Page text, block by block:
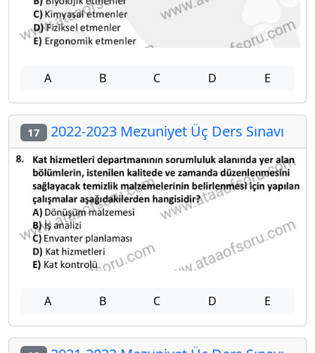
A B C D E
17 2022-2023 Mezuniyet Üç Ders Sınavı
A B C D E